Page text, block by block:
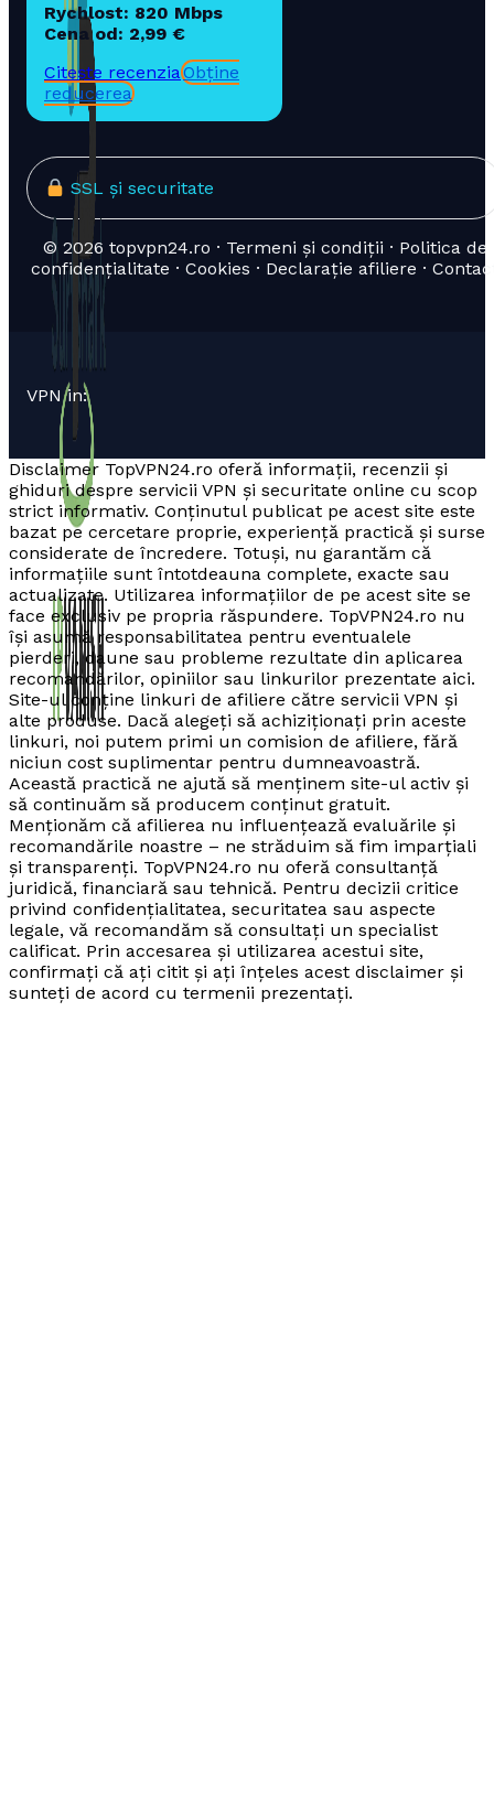
Rychlost: 820 Mbps
Cena od: 2,99 €
Citește recenziaObține
reducerea
SSL și securitate
© 2026 topvpn24.ro · Termeni și condiții · Politica de
confidențialitate · Cookies · Declarație afiliere ·
VPN in:
Disclaimer TopVPN24.ro oferă informații, recenzii și
ghiduri despre servicii VPN și securitate online cu scop
strict informativ. Conținutul publicat pe acest site este
bazat pe cercetare proprie, experiență practică și surse
considerate de încredere. Totuși, nu garantăm că
informațiile sunt întotdeauna complete, exacte sau
actualizate. Utilizarea informațiilor de pe acest site se
face exclusiv pe propria răspundere. TopVPN24.ro nu
își asumă responsabilitatea pentru eventualele
pierderi, daune sau probleme rezultate din aplicarea
recomandărilor, opiniilor sau linkurilor prezentate aici.
Site-ul conține linkuri de afiliere către servicii VPN și
alte produse. Dacă alegeți să achiziționați prin aceste
linkuri, noi putem primi un comision de afiliere, fără
niciun cost suplimentar pentru dumneavoastră.
Această practică ne ajută să menținem site-ul activ și
să continuăm să producem conținut gratuit.
Menționăm că afilierea nu influențează evaluările și
recomandările noastre – ne străduim să fim imparțiali
și transparenți. TopVPN24.ro nu oferă consultanță
juridică, financiară sau tehnică. Pentru decizii critice
privind confidențialitatea, securitatea sau aspecte
legale, vă recomandăm să consultați un specialist
calificat. Prin accesarea și utilizarea acestui site,
confirmați că ați citit și ați înțeles acest disclaimer și
sunteți de acord cu termenii prezentați.